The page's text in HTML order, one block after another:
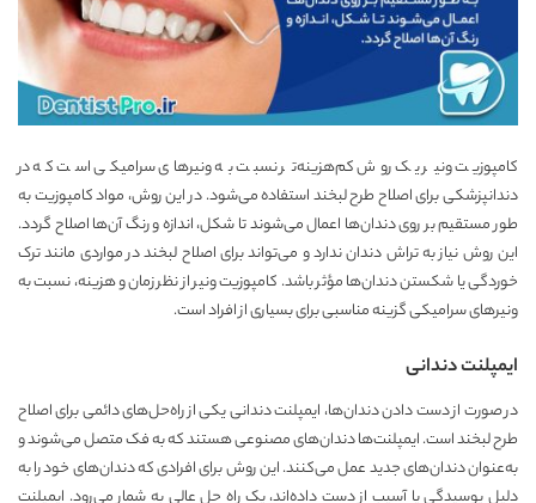
کامپوزیت ونیر یک روش کم‌هزینه‌تر نسبت به ونیرهای سرامیکی است که در
دندانپزشکی برای اصلاح طرح لبخند استفاده می‌شود. در این روش، مواد کامپوزیت به
طور مستقیم بر روی دندان‌ها اعمال می‌شوند تا شکل، اندازه و رنگ آن‌ها اصلاح گردد.
این روش نیاز به تراش دندان ندارد و می‌تواند برای اصلاح لبخند در مواردی مانند ترک
خوردگی یا شکستن دندان‌ها مؤثر باشد. کامپوزیت ونیر از نظر زمان و هزینه، نسبت به
ونیرهای سرامیکی گزینه مناسبی برای بسیاری از افراد است.
ایمپلنت دندانی
در صورت از دست دادن دندان‌ها، ایمپلنت دندانی یکی از راه‌حل‌های دائمی برای اصلاح
طرح لبخند است. ایمپلنت‌ها دندان‌های مصنوعی هستند که به فک متصل می‌شوند و
به‌عنوان دندان‌های جدید عمل می‌کنند. این روش برای افرادی که دندان‌های خود را به